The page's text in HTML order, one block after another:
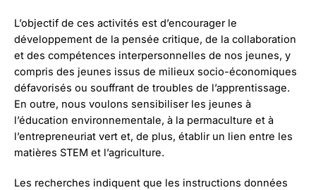
L’objectif de ces activités est d’encourager le
développement de la pensée critique, de la collaboration
et des compétences interpersonnelles de nos jeunes, y
compris des jeunes issus de milieux socio-économiques
défavorisés ou souffrant de troubles de l’apprentissage.
En outre, nous voulons sensibiliser les jeunes à
l’éducation environnementale, à la permaculture et à
l’entrepreneuriat vert et, de plus, établir un lien entre les
matières STEM et l’agriculture.
Les recherches indiquent que les instructions données